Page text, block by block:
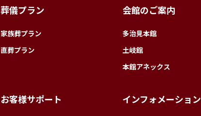
葬儀プラン
家族葬プラン
直葬プラン
会館のご案内
多治見本館
土岐館
本館アネックス
お客様サポート インフォメーション